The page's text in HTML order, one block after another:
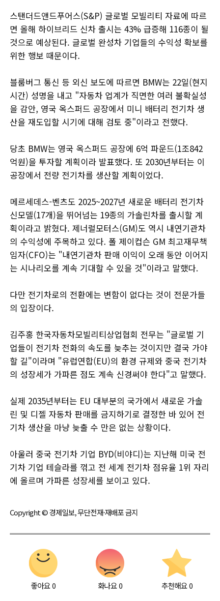
스탠더드앤드푸어스(S&P) 글로벌 모빌리티 자료에 따르
면 올해 하이브리드 신차 출시는 43% 급증해 116종이 될
것으로 예상된다. 글로벌 완성차 기업들의 수익성 확보를
위한 행보 때문이다.
블룸버그 통신 등 외신 보도에 따르면 BMW는 22일(현지
시간) 성명을 내고 "자동차 업계가 직면한 여러 불확실성
을 감안, 영국 옥스퍼드 공장에서 미니 배터리 전기차 생
산을 재도입할 시기에 대해 검토 중"이라고 전했다.
당초 BMW는 영국 옥스퍼드 공장에 6억 파운드(1조842
억원)을 투자할 계획이라 발표했다. 또 2030년부터는 이
공장에서 전량 전기차를 생산할 계획이었다.
메르세데스-벤츠도 2025~2027년 새로운 배터리 전기차
신모델(17개)을 뛰어넘는 19종의 가솔린차를 출시할 계
획이라고 밝혔다. 제너럴모터스(GM)도 역시 내연기관차
의 수익성에 주목하고 있다. 폴 제이컵슨 GM 최고재무책
임자(CFO)는 "내연기관차 판매 이익이 오래 동안 이어지
는 시나리오를 계속 기대할 수 있을 것"이라고 말했다.
다만 전기차로의 전환에는 변함이 없다는 것이 전문가들
의 입장이다.
김주홍 한국자동차모빌리티상업협회 전무는 "글로벌 기
업들이 전기차 전화의 속도를 늦추는 것이지만 결국 가야
할 길"이라며 "유럽연합(EU)의 환경 규제와 중국 전기차
의 성장세가 가파른 점도 계속 신경써야 한다"고 말했다.
실제 2035년부터는 EU 대부분의 국가에서 새로운 가솔
린 및 디젤 자동차 판매를 금지하기로 결정한 바 있어 전
기차 생산을 마냥 늦출 수 만은 없는 상황이다.
아울러 중국 전기차 기업 BYD(비야디)는 지난해 미국 전
기차 기업 테슬라를 꺾고 전 세계 전기차 점유율 1위 자리
에 올르며 가파른 성장세를 보이고 있다.
Copyright © 경제일보, 무단전재·재배포 금지
좋아요0 화나요0 추천해요 0